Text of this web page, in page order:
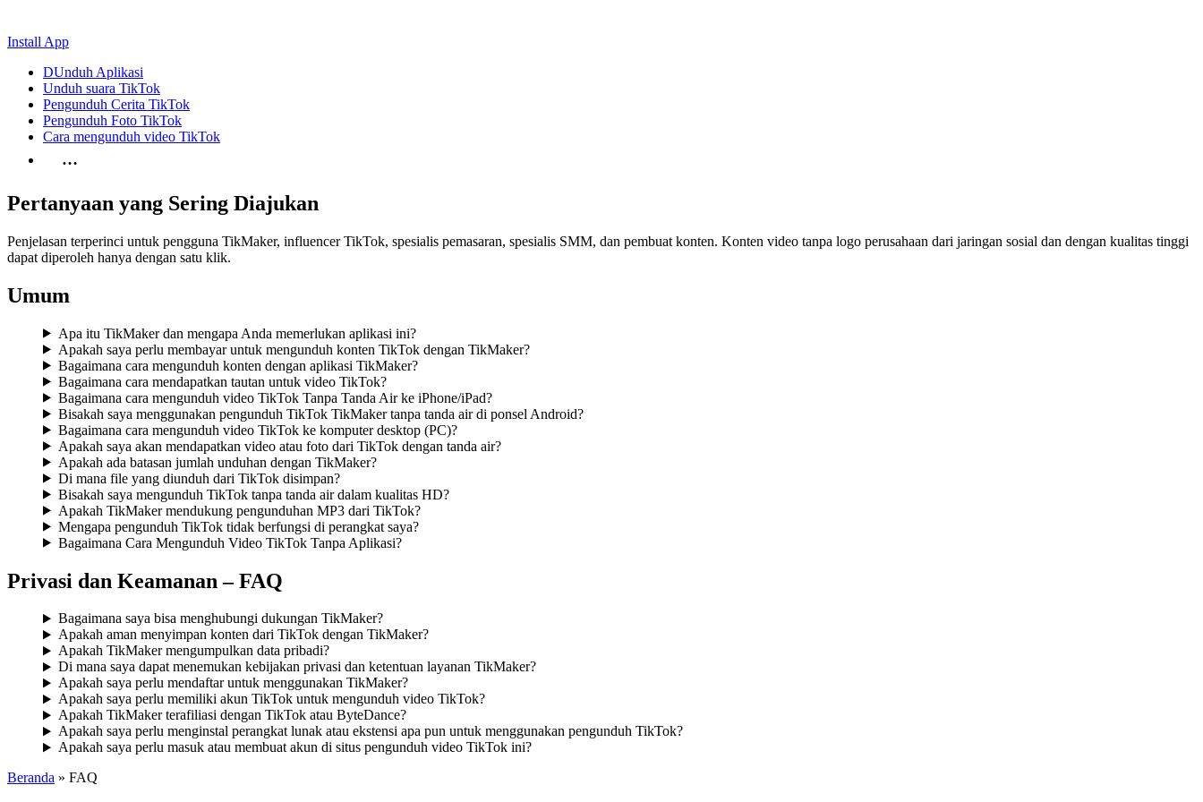
Install App
DUnduh Aplikasi
Unduh suara TikTok
Pengunduh Cerita TikTok
Pengunduh Foto TikTok
Cara mengunduh video TikTok
…
Pertanyaan yang Sering Diajukan
Penjelasan terperinci untuk pengguna TikMaker, influencer TikTok, spesialis pemasaran, spesialis SMM, dan pembuat konten. Konten video tanpa logo perusahaan dari jaringan sosial dan dengan kualitas tinggi
dapat diperoleh hanya dengan satu klik.
Umum
Apa itu TikMaker dan mengapa Anda memerlukan aplikasi ini?
Apakah saya perlu membayar untuk mengunduh konten TikTok dengan TikMaker?
Bagaimana cara mengunduh konten dengan aplikasi TikMaker?
Bagaimana cara mendapatkan tautan untuk video TikTok?
Bagaimana cara mengunduh video TikTok Tanpa Tanda Air ke iPhone/iPad?
Bisakah saya menggunakan pengunduh TikTok TikMaker tanpa tanda air di ponsel Android?
Bagaimana cara mengunduh video TikTok ke komputer desktop (PC)?
Apakah saya akan mendapatkan video atau foto dari TikTok dengan tanda air?
Apakah ada batasan jumlah unduhan dengan TikMaker?
Di mana file yang diunduh dari TikTok disimpan?
Bisakah saya mengunduh TikTok tanpa tanda air dalam kualitas HD?
Apakah TikMaker mendukung pengunduhan MP3 dari TikTok?
Mengapa pengunduh TikTok tidak berfungsi di perangkat saya?
Bagaimana Cara Mengunduh Video TikTok Tanpa Aplikasi?
Privasi dan Keamanan – FAQ
Bagaimana saya bisa menghubungi dukungan TikMaker?
Apakah aman menyimpan konten dari TikTok dengan TikMaker?
Apakah TikMaker mengumpulkan data pribadi?
Di mana saya dapat menemukan kebijakan privasi dan ketentuan layanan TikMaker?
Apakah saya perlu mendaftar untuk menggunakan TikMaker?
Apakah saya perlu memiliki akun TikTok untuk mengunduh video TikTok?
Apakah TikMaker terafiliasi dengan TikTok atau ByteDance?
Apakah saya perlu menginstal perangkat lunak atau ekstensi apa pun untuk menggunakan pengunduh TikTok?
Apakah saya perlu masuk atau membuat akun di situs pengunduh video TikTok ini?
Beranda » FAQ